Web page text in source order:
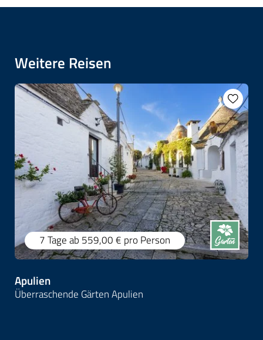
Weitere Reisen
7 Tageab 559,00 € pro Person
Apulien
Überraschende Gärten Apulien